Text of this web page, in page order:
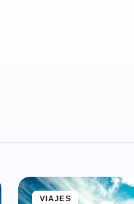
VIAJES